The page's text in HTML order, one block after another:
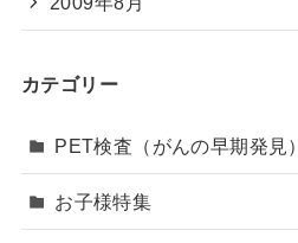
カテゴリー
PET検査（がんの早期発見）
お子様特集